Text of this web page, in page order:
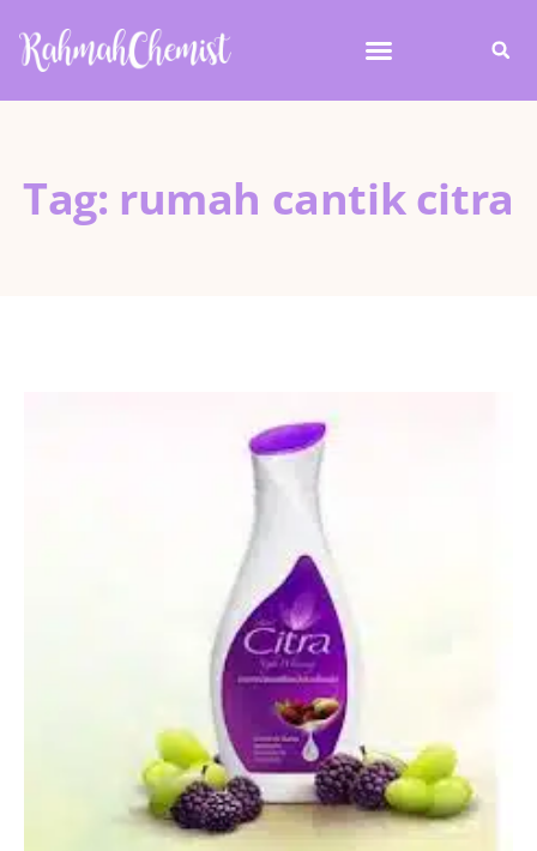
Tag: rumah cantik citra